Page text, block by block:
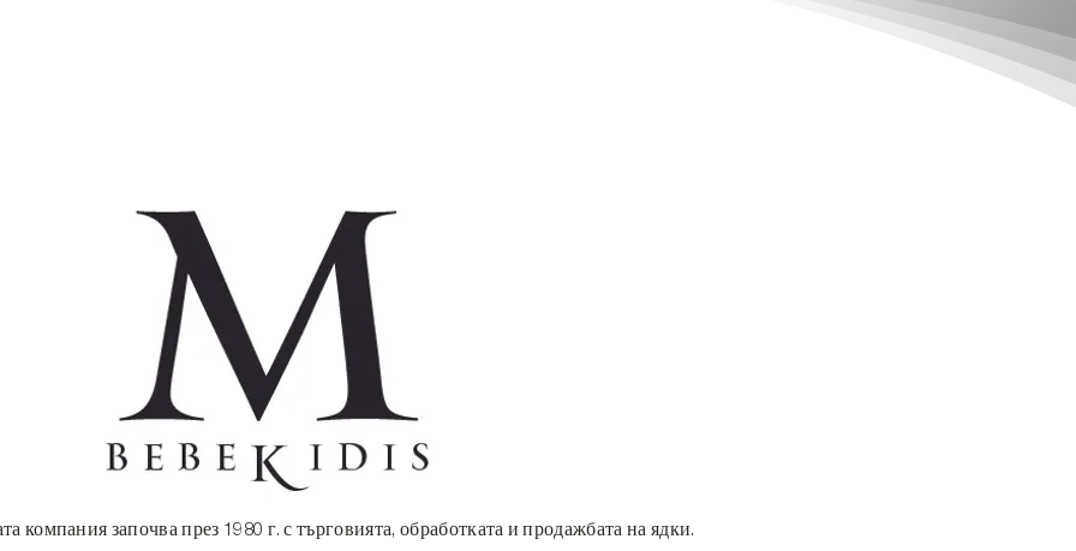
компания започва през 1980 г. с търговията, обработката и продажбата на ядки.